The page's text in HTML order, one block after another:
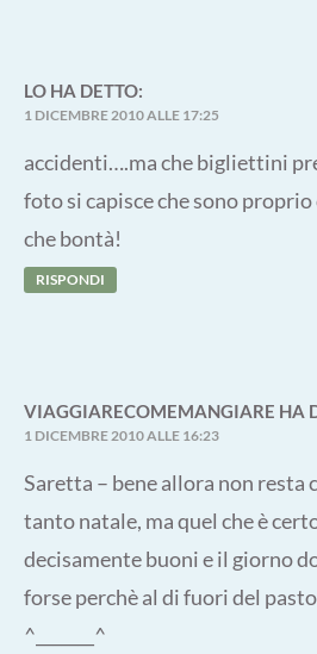
LO HA DETTO:
1 DICEMBRE 2010 ALLE 17:25
accidenti….ma che bigliettini
foto si capisce che sono
che bontà!
RISPONDI
VIAGGIARECOMEMANGIARE HA
1 DICEMBRE 2010 ALLE 16:23
Saretta – bene allora non resta
tanto natale, ma quel che è
decisamente buoni e il giorno
forse perchè al di fuori del
^_______^